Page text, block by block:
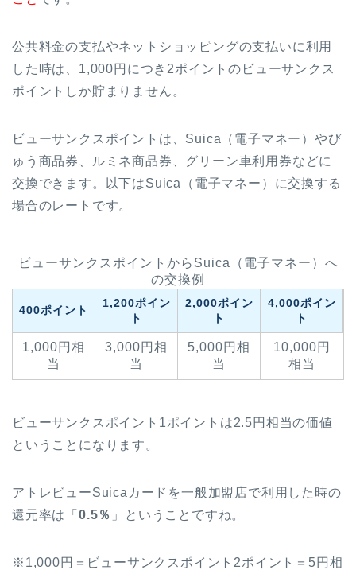
公共料金の支払やネットショッピングの支払いに利用
した時は、1,000円につき2ポイントのビューサンクス
ポイントしか貯まりません。
ビューサンクスポイントは、Suica（電子マネー）やび
ゅう商品券、ルミネ商品券、グリーン車利用券などに
交換できます。以下はSuica（電子マネー）に交換する
場合のレートです。
ビューサンクスポイントからSuica（電子マネー）へ
の交換例
400ポイント
1,200ポイン
ト
2,000ポイン
ト
4,000ポイン
ト
1,000円相
当
3,000円相
当
5,000円相
当
10,000円
相当
ビューサンクスポイント1ポイントは2.5円相当の価値
ということになります。
アトレビューSuicaカードを一般加盟店で利用した時の
還元率は「 0.5％ 」ということですね。
※1,000円＝ビューサンクスポイント2ポイント＝5円相